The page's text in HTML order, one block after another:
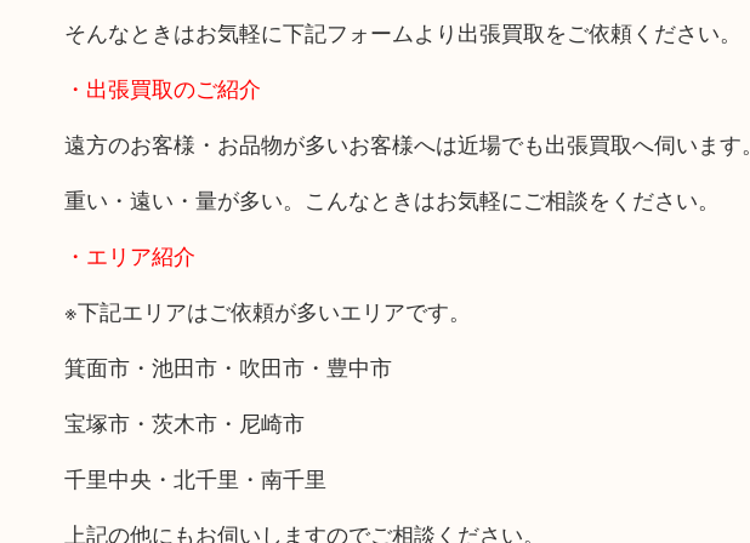
そんなときはお気軽に下記フォームより出張買取をご依頼ください。
・出張買取のご紹介
遠方のお客様・お品物が多いお客様へは近場でも出張買取へ伺います。
重い・遠い・量が多い。こんなときはお気軽にご相談をください。
・エリア紹介
※下記エリアはご依頼が多いエリアです。
箕面市・池田市・吹田市・豊中市
宝塚市・茨木市・尼崎市
千里中央・北千里・南千里
上記の他にもお伺いしますのでご相談ください。